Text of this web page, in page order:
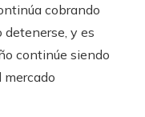
cobrando
detenerse, y es
continúe siendo